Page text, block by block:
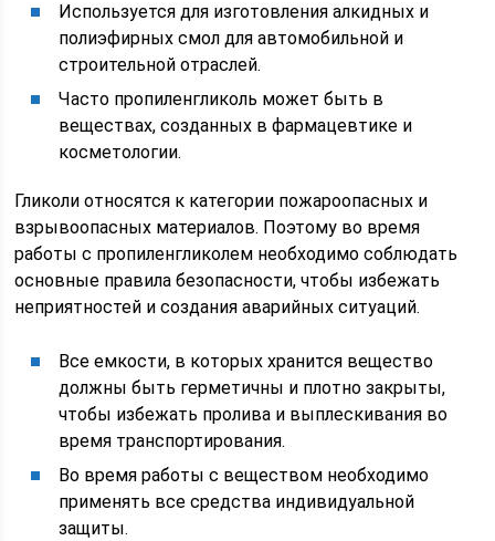
Используется для изготовления алкидных и
полиэфирных смол для автомобильной и
строительной отраслей.
Часто пропиленгликоль может быть в
веществах, созданных в фармацевтике и
косметологии.
Гликоли относятся к категории пожароопасных и
взрывоопасных материалов. Поэтому во время
работы с пропиленгликолем необходимо соблюдать
основные правила безопасности, чтобы избежать
неприятностей и создания аварийных ситуаций.
Все емкости, в которых хранится вещество
должны быть герметичны и плотно закрыты,
чтобы избежать пролива и выплескивания во
время транспортирования.
Во время работы с веществом необходимо
применять все средства индивидуальной
защиты.